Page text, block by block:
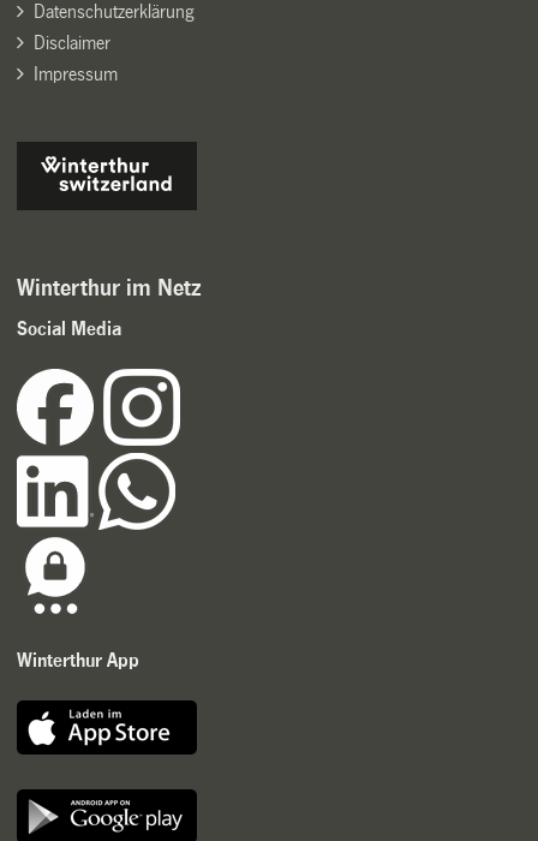
Datenschutzerklärung
Disclaimer
Impressum
Winterthur im Netz
Social Media
Winterthur App